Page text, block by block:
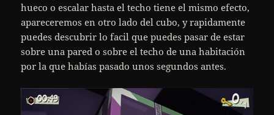
hueco o escalar hasta el techo tiene el mismo efecto,
apareceremos en otro lado del cubo, y rapidamente
puedes descubrir lo facil que puedes pasar de estar
sobre una pared o sobre el techo de una habitación
por la que habías pasado unos segundos antes.